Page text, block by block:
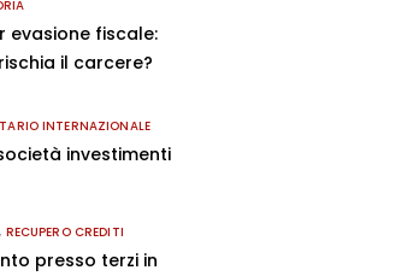
evasione fiscale:
il carcere?
INTERNAZIONALE
investimenti
, RECUPERO CREDITI
presso terzi in